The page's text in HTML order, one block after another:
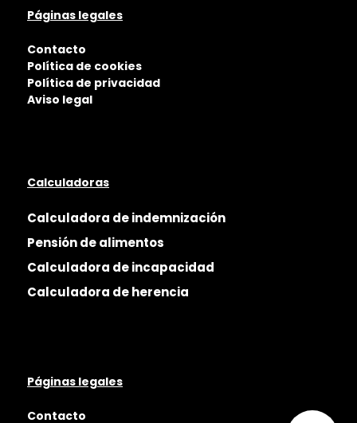
Páginas legales
Contacto
Política de cookies
Política de privacidad
Aviso legal
Calculadoras
Calculadora de indemnización
Pensión de alimentos
Calculadora de incapacidad
Calculadora de herencia
Páginas legales
Contacto